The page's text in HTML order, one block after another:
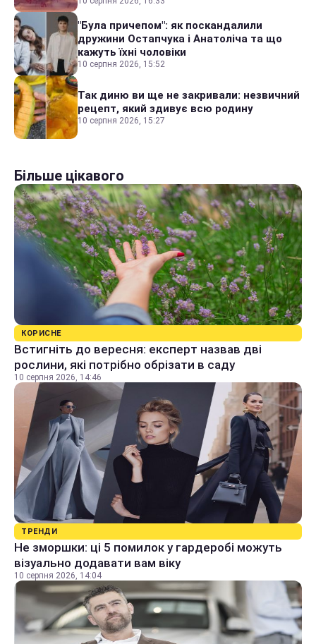
"Була причепом": як поскандалили
дружини Остапчука і Анатоліча та що
кажуть їхні чоловіки
10 серпня 2026, 15:52
Так диню ви ще не закривали: незвичний
рецепт, який здивує всю родину
10 серпня 2026, 15:27
Більше цікавого
КОРИСНЕ
Встигніть до вересня: експерт назвав дві
рослини, які потрібно обрізати в саду
10 серпня 2026, 14:46
ТРЕНДИ
Не зморшки: ці 5 помилок у гардеробі можуть
візуально додавати вам віку
10 серпня 2026, 14:04